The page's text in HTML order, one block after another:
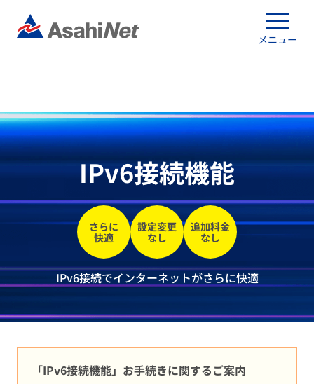
メニュー
IPv6接続機能
さらに
快適
設定変更
なし
追加料金
なし
IPv6接続でインターネットがさらに快適
「IPv6接続機能」お手続きに関するご案内